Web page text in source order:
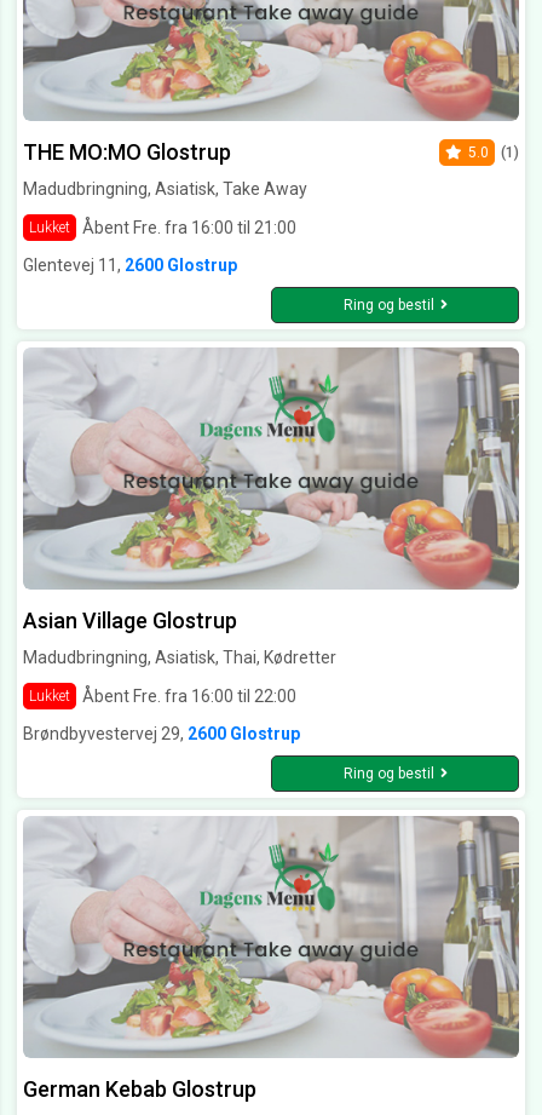
THE MO:MO Glostrup
Madudbringning, Asiatisk, Take Away
Lukket Åbent Fre. fra 16:00 til 21:00
5.0 (1)
Glentevej 11, 2600 Glostrup
Ring og bestil
Asian Village Glostrup
Madudbringning, Asiatisk, Thai, Kødretter
Lukket
Åbent Fre. fra 16:00 til 22:00
Brøndbyvestervej 29, 2600 Glostrup
Ring og bestil
German Kebab Glostrup